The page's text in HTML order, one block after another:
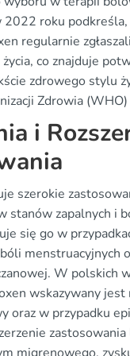
roku podkreśla,
regularnie
co znajduje
zdrowego stylu
Zdrowia
i
szerokie
stanów zapalnych i
się go w
menstruacyjnych
W polskich
wskazywany
oraz w przypadku